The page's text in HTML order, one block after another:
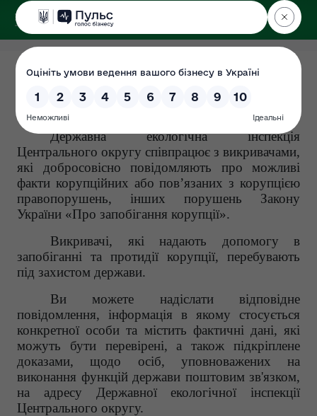
ДЕРЖЕКОІНСПЕКЦІЯ
Центрального округу
Повідомлення про корупцію
Державна екологічна інспекція
Центрального округу співпрацює з викривачами,
які добросовісно повідомляють про можливі
факти корупційних або пов’язаних з корупцією
правопорушень, інших порушень Закону
України «Про запобігання корупції».
Викривачі, які надають допомогу в
запобіганні та протидії корупції, перебувають
під захистом держави.
Ви можете надіслати відповідне
повідомлення, інформація в якому стосується
конкретної особи та містить фактичні дані, які
можуть бути перевірені, а також підкріплене
доказами, щодо осіб, уповноважених на
виконання функцій держави поштовим зв'язком,
на адресу Державної екологічної інспекції
Центрального округу.